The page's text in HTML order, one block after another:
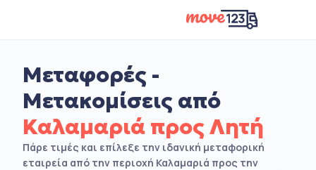
Μεταφορές -
Μετακομίσεις από
Καλαμαριά προς Λητή
Πάρε τιμές και επίλεξε την ιδανική μεταφορική
εταιρεία από την περιοχή Καλαμαριά προς την